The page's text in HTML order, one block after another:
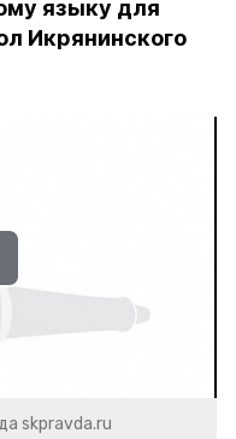
языку для
Икрянинского
skpravda.ru